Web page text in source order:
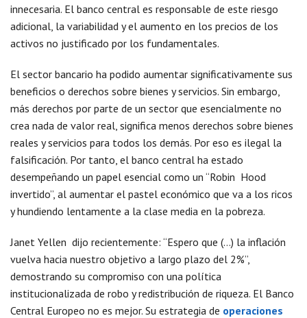
innecesaria. El banco central es responsable de este riesgo
adicional, la variabilidad y el aumento en los precios de los
activos no justificado por los fundamentales.
El sector bancario ha podido aumentar significativamente sus
beneficios o derechos sobre bienes y servicios. Sin embargo,
más derechos por parte de un sector que esencialmente no
crea nada de valor real, significa menos derechos sobre bienes
reales y servicios para todos los demás. Por eso es ilegal la
falsificación. Por tanto, el banco central ha estado
desempeñando un papel esencial como un “Robin Hood
invertido”, al aumentar el pastel económico que va a los ricos
y hundiendo lentamente a la clase media en la pobreza.
Janet Yellen dijo recientemente: “Espero que (…) la inflación
vuelva hacia nuestro objetivo a largo plazo del 2%”,
demostrando su compromiso con una política
institucionalizada de robo y redistribución de riqueza. El Banco
Central Europeo no es mejor. Su estrategia de operaciones